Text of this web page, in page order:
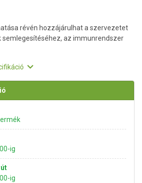
révén hozzájárulhat a szervezetet
semlegesítéséhez, az immunrendszer
ig
ig